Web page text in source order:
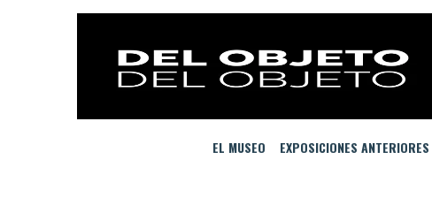
EL MUSEO EXPOSICIONES ANTERIORES